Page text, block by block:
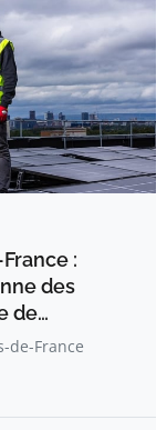
:
des
de…
de-France